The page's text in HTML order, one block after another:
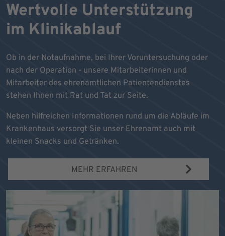
Wertvolle Unterstützung
im Klinikablauf
Ob in der Notaufnahme, bei Ihrer Voruntersuchung oder
nach der Operation - unsere Mitarbeiterinnen und
Mitarbeiter des ehrenamtlichen Patientendienstes
stehen Ihnen mit Rat und Tat zur Seite.
Neben hilfreichen Informationen rund um die Abläufe im
Krankenhaus versorgt Sie unser Ehrenamt auch mit
kleinen Snacks und Getränken.
MEHR ERFAHREN